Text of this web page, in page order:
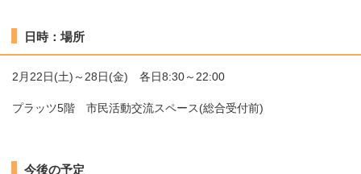
日時：場所
2月22日(土)～28日(金) 各日8:30～22:00
プラッツ5階 市民活動交流スペース(総合受付前)
今後の予定